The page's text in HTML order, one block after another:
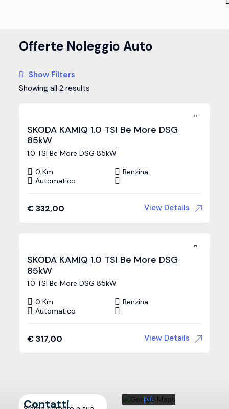
Offerte Noleggio Auto
Show Filters
Showing all 2 results
SKODA KAMIQ 1.0 TSI Be More DSG
85kW
1.0 TSI Be More DSG 85kW
0 Km
Benzina
Automatico
€ 332,00 View Details
SKODA KAMIQ 1.0 TSI Be More DSG
85kW
1.0 TSI Be More DSG 85kW
0 Km
Benzina
Automatico
€ 317,00 View Details
Contatti
Caricando
accetta
più